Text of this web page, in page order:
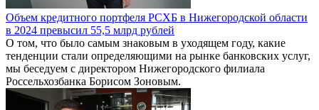
Объем кредитного портфеля РСХБ в Нижегородской области
в 2024 превысил 55,5 млрд рублей
О том, что было самым знаковым в уходящем году, какие
тенденции стали определяющими на рынке банковских услуг,
мы беседуем с директором Нижегородского филиала
Россельхозбанка Борисом Зоновым.